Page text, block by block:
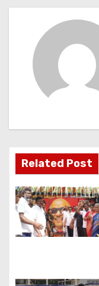
s
i
g
a
t
i
Related Post